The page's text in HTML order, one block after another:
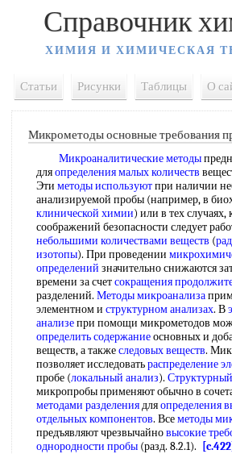
Справочник
ХИМИЯ И ХИМИЧЕСКАЯ
Статьи Рисунки Таблицы О
Микрометоды основные требования
Микроаналитические методы
дляопределения малых количеств
Эти методы используютпри наличии
анализируемой пробы (например, в
клинической химии) или в тех случаях,
соображений безопасности следует
небольшими количествами веществ (
изотопы). При проведении
определений значительно снижаются
времени за счетсокращения
разделений. Методы микроанализа
элементном и структурном анализах. В
анализепри помощи микрометодов
определить содержаниеосновных и
веществ, а такжеследовых веществ.
позволяет исследоватьраспределение
пробе (локальный анализ).
микропробы применяют обычно в
методами разделениядляопределения
отдельных компонентов. Всеметоды
предъявляют чрезвычайновысокие
однородности пробы (разд. 8.2.1).